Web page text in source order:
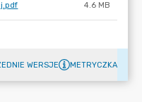
4.6 MB
WERSJE METRYCZKA